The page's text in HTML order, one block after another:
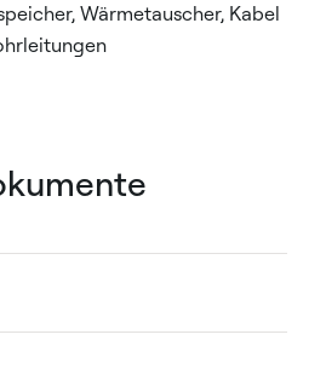
Wärmetauscher, Kabel